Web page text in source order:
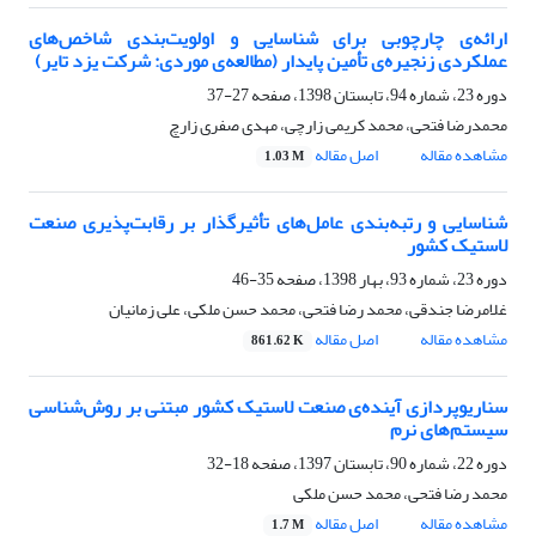
ارائه‌ی چارچوبی برای شناسایی و اولویت‌بندی شاخص‌های
عملکردی زنجیره‌ی تأمین پایدار (مطالعه‌ی موردی: شرکت یزد تایر)
دوره 23، شماره 94، تابستان 1398، صفحه
27-37
محمدرضا فتحی، محمد کریمی زارچی، مهدی صفری زارچ
مشاهده مقاله
اصل مقاله 1.03 M
شناسایی و رتبه‌بندی عامل‌های تأثیرگذار بر رقابت‌پذیری صنعت
لاستیک کشور
دوره 23، شماره 93، بهار 1398، صفحه
35-46
غلامرضا جندقی، محمد رضا فتحی، محمد حسن ملکی، علی زمانیان
مشاهده مقاله
اصل مقاله 861.62 K
سناریوپردازی آینده‌ی صنعت لاستیک کشور مبتنی بر روش‌شناسی
سیستم‌های نرم
دوره 22، شماره 90، تابستان 1397، صفحه
18-32
محمد رضا فتحی، محمد حسن ملکی
مشاهده مقاله
اصل مقاله 1.7 M